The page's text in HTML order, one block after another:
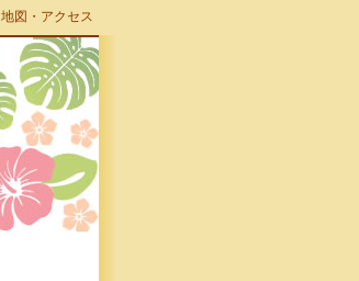
地図・アクセス